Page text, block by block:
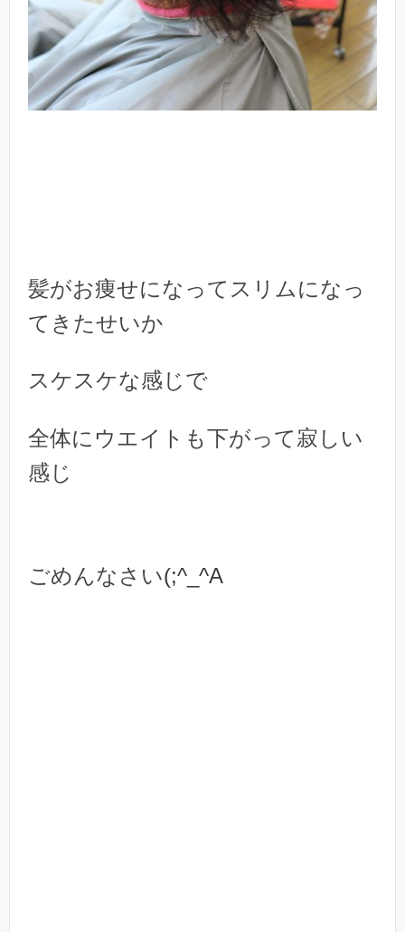
髪がお痩せになってスリムになっ
てきたせいか
スケスケな感じで
全体にウエイトも下がって寂しい
感じ
ごめんなさい(;^_^A